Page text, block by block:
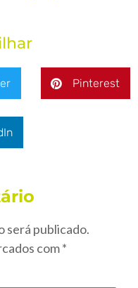
Pinterest
será publicado.
com*